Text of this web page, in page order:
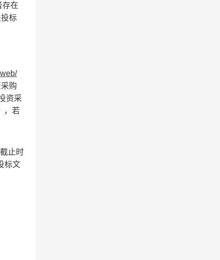
存在
标
购
资采
，若
止时
标文